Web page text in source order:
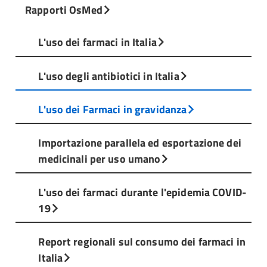
Rapporti OsMed
L'uso dei farmaci in Italia
L'uso degli antibiotici in Italia
L'uso dei Farmaci in gravidanza
Importazione parallela ed esportazione dei
medicinali per uso umano
L'uso dei farmaci durante l'epidemia COVID-
19
Report regionali sul consumo dei farmaci in
Italia